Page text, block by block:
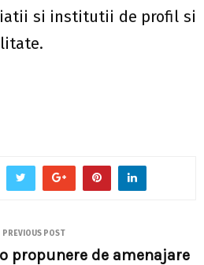
si institutii de profil si
PREVIOUS POST
o propunere de amenajare